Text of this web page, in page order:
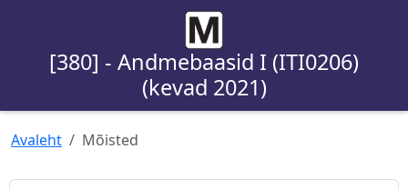
[380] - Andmebaasid I (ITI0206)
(kevad 2021)
Avaleht Mõisted